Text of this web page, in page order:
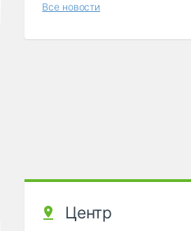
Все новости
Центр